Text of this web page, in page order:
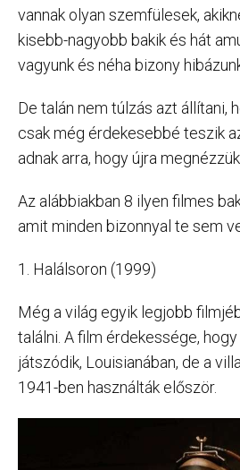
vannak olyan szemfülesek,
kisebb-nagyobb bakik és hát
vagyunk és néha bizony
De talán nem túlzás azt állítani,
csak még érdekesebbé teszik
adnak arra, hogy újra
Az alábbiakban 8 ilyen filmes
amit minden bizonnyal te sem
1. Halálsoron (1999)
Még a világ egyik legjobb
találni. A film érdekessége,
játszódik, Louisianában, de a
1941-ben használták először.